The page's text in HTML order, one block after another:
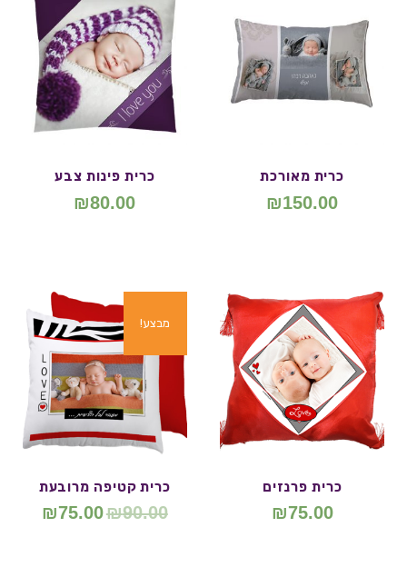
כרית מאורכת
₪150.00
כרית פינות צבע
₪80.00
כרית פרנזים
₪75.00
מבצע!
כרית קטיפה מרובעת
₪90.00
₪75.00